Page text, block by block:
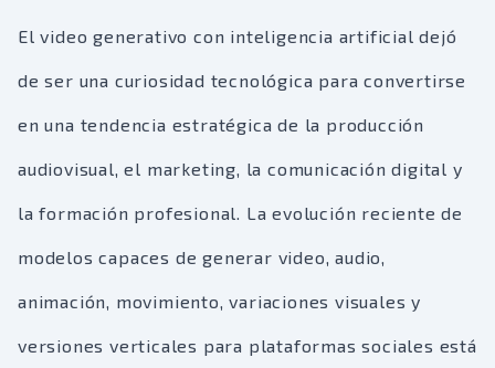
El video generativo con inteligencia artificial dejó
de ser una curiosidad tecnológica para convertirse
en una tendencia estratégica de la producción
audiovisual, el marketing, la comunicación digital y
la formación profesional. La evolución reciente de
modelos capaces de generar video, audio,
animación, movimiento, variaciones visuales y
versiones verticales para plataformas sociales está